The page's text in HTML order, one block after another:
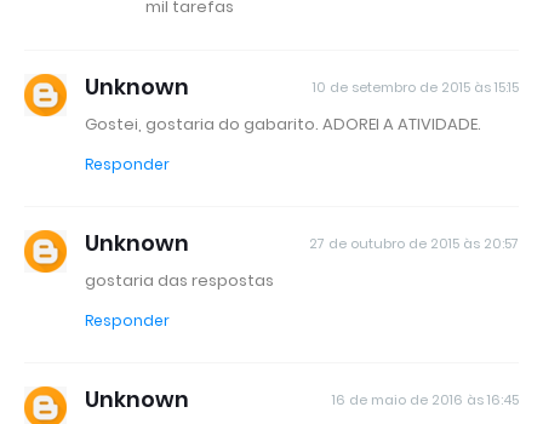
mil tarefas
Unknown 10 de setembro de 2015 às 15:15
Gostei, gostaria do gabarito. ADOREI A ATIVIDADE.
Responder
Unknown 27 de outubro de 2015 às 20:57
gostaria das respostas
Responder
Unknown 16 de maio de 2016 às 16:45